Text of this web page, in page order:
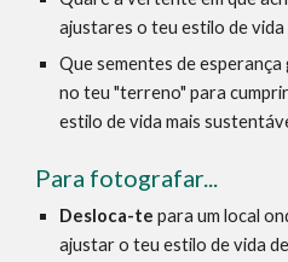
ajustares o teu estilo de
Que sementes de
no teu "terreno" para
estilo de vida mais
Para fotografar...
Desloca-te para um local
ajustar o teu estilo de vida